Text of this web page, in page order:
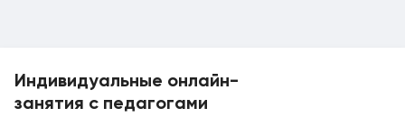
Индивидуальные онлайн-
занятия с педагогами